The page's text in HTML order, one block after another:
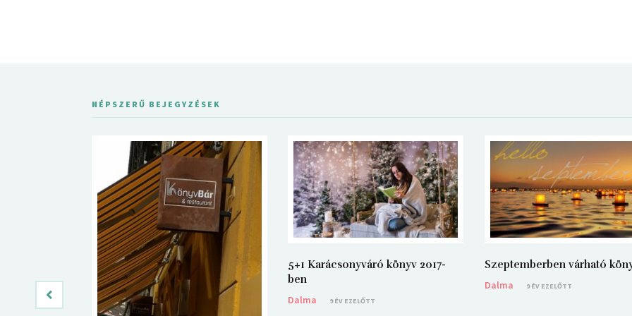
NÉPSZERŰ BEJEGYZÉSEK
5+1 Karácsonyváró könyv 2017-
ben
Dalma
9 ÉV EZELŐTT
Szeptemberben várható
Dalma
9 ÉV EZELŐTT